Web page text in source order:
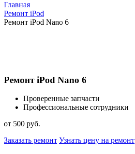
Главная
Ремонт iPod
Ремонт iPod Nano 6
Ремонт iPod Nano 6
Проверенные запчасти
Профессиональные сотрудники
от 500 руб.
Заказать ремонт Узнать цену на ремонт